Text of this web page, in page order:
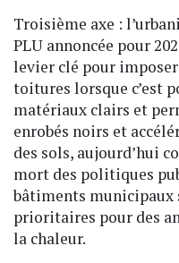
Troisième axe :
PLU annoncée pour
levier clé pour
toitures lorsque c’est
matériaux clairs et
enrobés noirs et
des sols, aujourd’hui
mort des politiques
bâtiments
prioritaires pour des
la chaleur.